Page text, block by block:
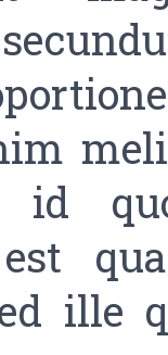
id
ille